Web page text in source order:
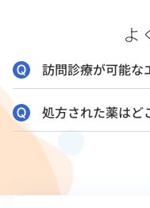
よ
訪問診療が可能な
処方された薬はど